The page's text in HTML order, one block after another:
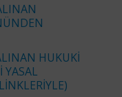
HUKUKİ
YASAL